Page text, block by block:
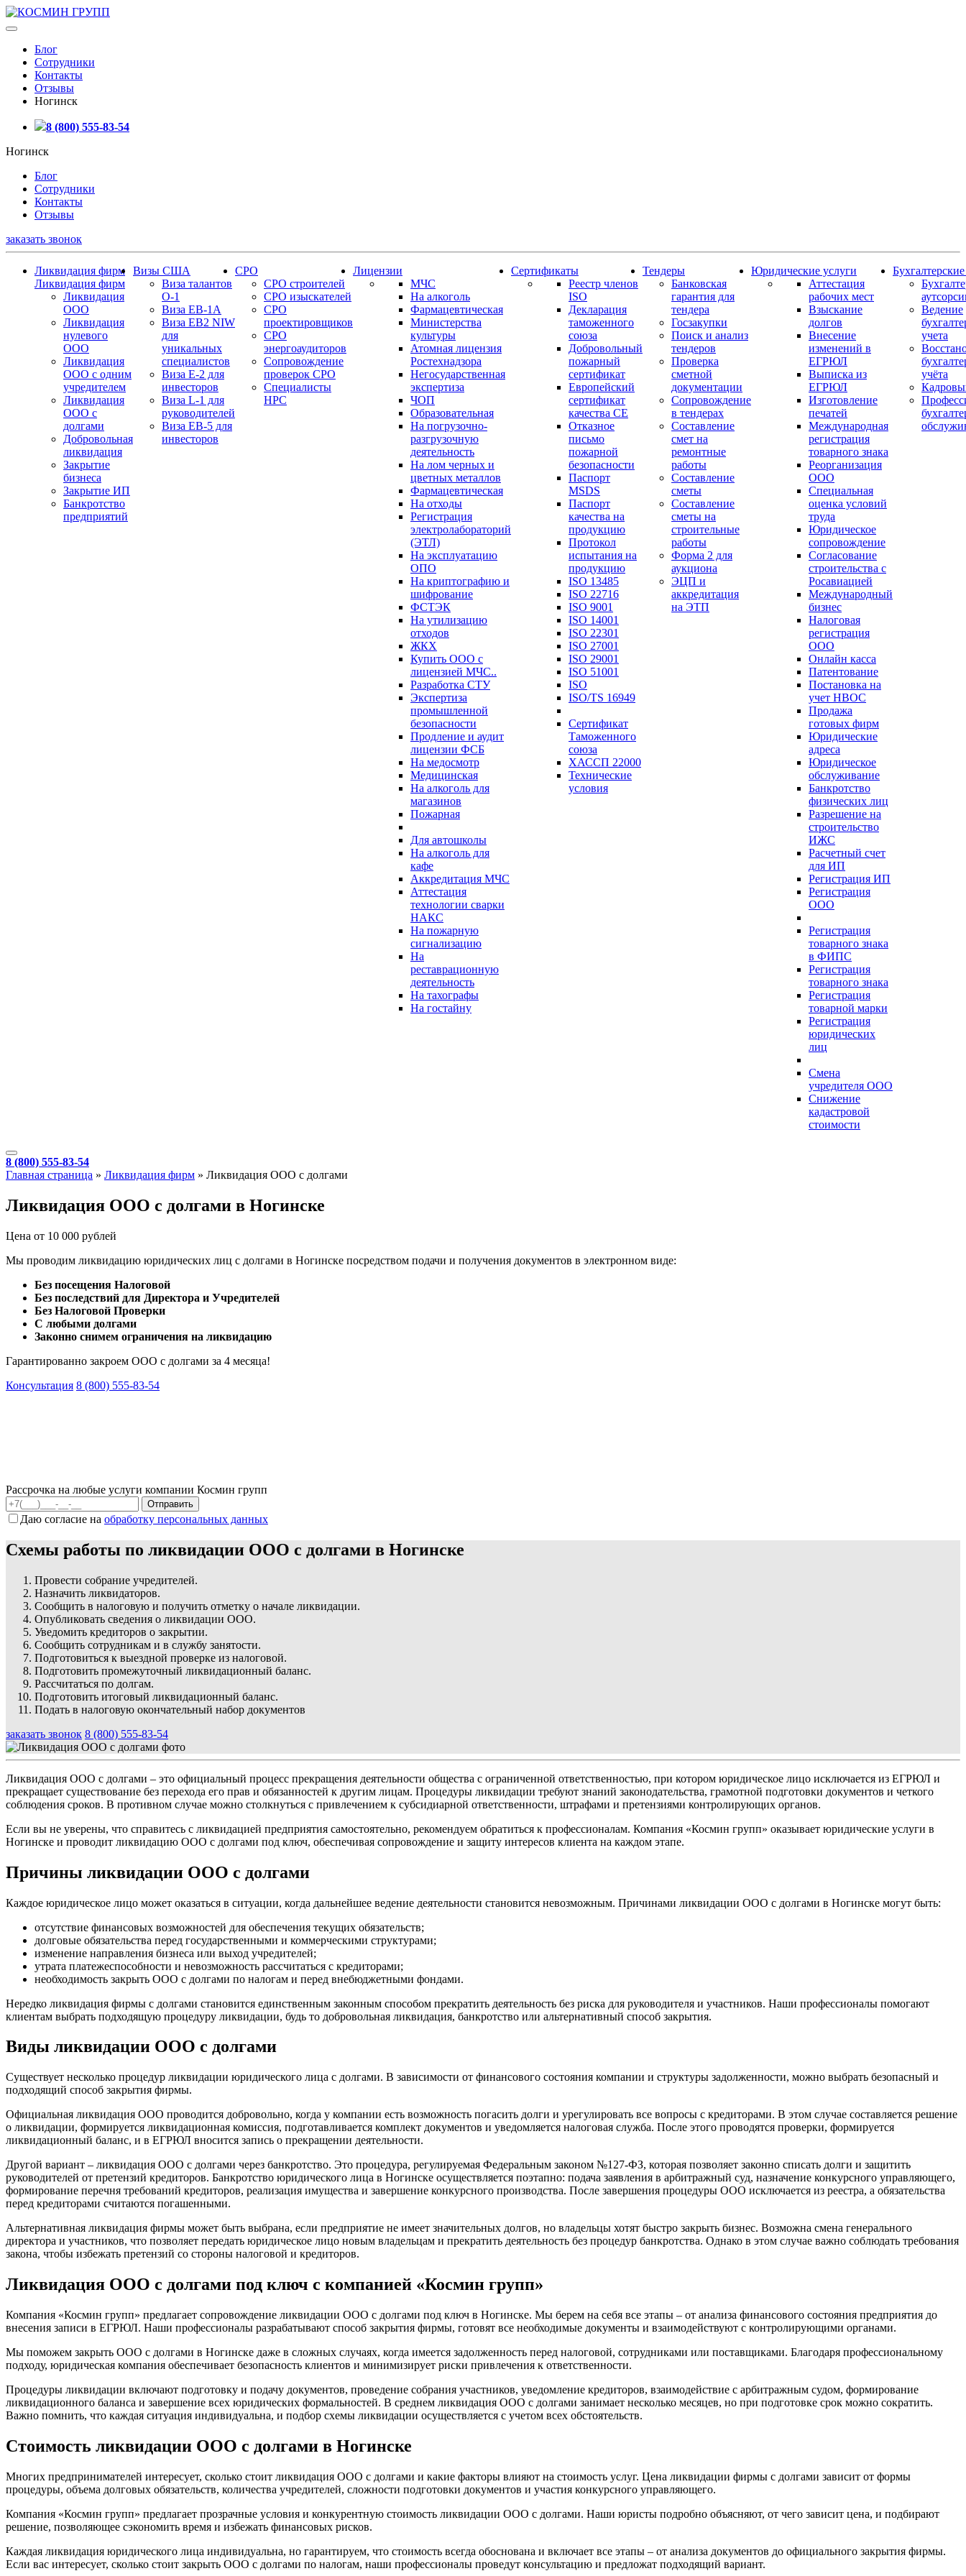
Блог
Сотрудники
Контакты
Отзывы
Ногинск
8 (800) 555-83-54
Ногинск
Блог
Сотрудники
Контакты
Отзывы
заказать звонок
Ликвидация фирм
Ликвидация фирм
Ликвидация
ООО
Ликвидация
нулевого
ООО
Ликвидация
ООО с одним
учредителем
Ликвидация
ООО с
долгами
Добровольная
ликвидация
Закрытие
бизнеса
Закрытие ИП
Банкротство
предприятий
Визы США
Виза талантов
О-1
Виза EB-1A
Виза EB2 NIW
для
уникальных
специалистов
Виза E-2 для
инвесторов
Виза L-1 для
руководителей
Виза EB-5 для
инвесторов
СРО
СРО строителей
СРО изыскателей
СРО
проектировщиков
СРО
энергоаудиторов
Сопровождение
проверок СРО
Специалисты
НРС
Лицензии
МЧС
На алкоголь
Фармацевтическая
Министерства
культуры
Атомная лицензия
Ростехнадзора
Негосударственная
экспертиза
ЧОП
Образовательная
На погрузочно-
разгрузочную
деятельность
На лом черных и
цветных металлов
Фармацевтическая
На отходы
Регистрация
электролабораторий
(ЭТЛ)
На эксплуатацию
ОПО
На криптографию и
шифрование
ФСТЭК
На утилизацию
отходов
ЖКХ
Купить ООО с
лицензией МЧС..
Разработка СТУ
Экспертиза
промышленной
безопасности
Продление и аудит
лицензии ФСБ
На медосмотр
Медицинская
На алкоголь для
магазинов
Пожарная
Для автошколы
На алкоголь для
кафе
Аккредитация МЧС
Аттестация
технологии сварки
НАКС
На пожарную
сигнализацию
На
реставрационную
деятельность
На тахографы
На гостайну
Сертификаты
Реестр членов
ISO
Декларация
таможенного
союза
Добровольный
пожарный
сертификат
Европейский
сертификат
качества СЕ
Отказное
письмо
пожарной
безопасности
Паспорт
МSDS
Паспорт
качества на
продукцию
Протокол
испытания на
продукцию
ISO 13485
ISO 22716
ISO 9001
ISO 14001
ISO 22301
ISO 27001
ISO 29001
ISO 51001
ISO
ISO/TS 16949
Сертификат
Таможенного
союза
ХАССП 22000
Технические
условия
Тендеры
Банковская
гарантия для
тендера
Госзакупки
Поиск и анализ
тендеров
Проверка
сметной
документации
Сопровождение
в тендерах
Составление
смет на
ремонтные
работы
Составление
сметы
Составление
сметы на
строительные
работы
Форма 2 для
аукциона
ЭЦП и
аккредитация
на ЭТП
Юридические услуги
Аттестация
рабочих мест
Взыскание
долгов
Внесение
изменений в
ЕГРЮЛ
Выписка из
ЕГРЮЛ
Изготовление
печатей
Международная
регистрация
товарного знака
Реорганизация
ООО
Специальная
оценка условий
труда
Юридическое
сопровождение
Согласование
строительства с
Росавиацией
Международный
бизнес
Налоговая
регистрация
ООО
Онлайн касса
Патентование
Постановка на
учет НВОС
Продажа
готовых фирм
Юридические
адреса
Юридическое
обслуживание
Банкротство
физических лиц
Разрешение на
строительство
ИЖС
Расчетный счет
для ИП
Регистрация ИП
Регистрация
ООО
Регистрация
товарного знака
в ФИПС
Регистрация
товарного знака
Регистрация
товарной марки
Регистрация
юридических
лиц
Смена
учредителя ООО
Снижение
кадастровой
стоимости
Ведение
учета
учёта
8 (800) 555-83-54
Главная страница » Ликвидация фирм » Ликвидация ООО с долгами
Ликвидация ООО с долгами в Ногинске
Цена от 10 000 рублей
Мы проводим ликвидацию юридических лиц с долгами в Ногинске посредством подачи и получения документов в электронном виде:
Без посещения Налоговой
Без последствий для Директора и Учредителей
Без Налоговой Проверки
С любыми долгами
Законно снимем ограничения на ликвидацию
Гарантированно закроем ООО с долгами за 4 месяца!
Консультация 8 (800) 555-83-54
Рассрочка на любые услуги компании Космин групп
Даю согласие на обработку персональных данных
Схемы работы по ликвидации ООО с долгами в Ногинске
Провести собрание учредителей.
Назначить ликвидаторов.
Сообщить в налоговую и получить отметку о начале ликвидации.
Опубликовать сведения о ликвидации ООО.
Уведомить кредиторов о закрытии.
Сообщить сотрудникам и в службу занятости.
Подготовиться к выездной проверке из налоговой.
Подготовить промежуточный ликвидационный баланс.
Рассчитаться по долгам.
Подготовить итоговый ликвидационный баланс.
Подать в налоговую окончательный набор документов
заказать звонок 8 (800) 555-83-54
Ликвидация ООО с долгами – это официальный процесс прекращения деятельности общества с ограниченной ответственностью, при котором юридическое лицо исключается из ЕГРЮЛ и
прекращает существование без перехода его прав и обязанностей к другим лицам. Процедуры ликвидации требуют знаний законодательства, грамотной подготовки документов и четкого
соблюдения сроков. В противном случае можно столкнуться с привлечением к субсидиарной ответственности, штрафами и претензиями контролирующих органов.
Если вы не уверены, что справитесь с ликвидацией предприятия самостоятельно, рекомендуем обратиться к профессионалам. Компания «Космин групп» оказывает юридические услуги в
Ногинске и проводит ликвидацию ООО с долгами под ключ, обеспечивая сопровождение и защиту интересов клиента на каждом этапе.
Причины ликвидации ООО с долгами
Каждое юридическое лицо может оказаться в ситуации, когда дальнейшее ведение деятельности становится невозможным. Причинами ликвидации ООО с долгами в Ногинске могут быть:
отсутствие финансовых возможностей для обеспечения текущих обязательств;
долговые обязательства перед государственными и коммерческими структурами;
изменение направления бизнеса или выход учредителей;
утрата платежеспособности и невозможность рассчитаться с кредиторами;
необходимость закрыть ООО с долгами по налогам и перед внебюджетными фондами.
Нередко ликвидация фирмы с долгами становится единственным законным способом прекратить деятельность без риска для руководителя и участников. Наши профессионалы помогают
клиентам выбрать подходящую процедуру ликвидации, будь то добровольная ликвидация, банкротство или альтернативный способ закрытия.
Виды ликвидации ООО с долгами
Существует несколько процедур ликвидации юридического лица с долгами. В зависимости от финансового состояния компании и структуры задолженности, можно выбрать безопасный и
подходящий способ закрытия фирмы.
Официальная ликвидация ООО проводится добровольно, когда у компании есть возможность погасить долги и урегулировать все вопросы с кредиторами. В этом случае составляется решение
о ликвидации, формируется ликвидационная комиссия, подготавливается комплект документов и уведомляется налоговая служба. После этого проводятся проверки, формируется
ликвидационный баланс, и в ЕГРЮЛ вносится запись о прекращении деятельности.
Другой вариант – ликвидация ООО с долгами через банкротство. Это процедура, регулируемая Федеральным законом №127-ФЗ, которая позволяет законно списать долги и защитить
руководителей от претензий кредиторов. Банкротство юридического лица в Ногинске осуществляется поэтапно: подача заявления в арбитражный суд, назначение конкурсного управляющего,
формирование перечня требований кредиторов, реализация имущества и завершение конкурсного производства. После завершения процедуры ООО исключается из реестра, а обязательства
перед кредиторами считаются погашенными.
Альтернативная ликвидация фирмы может быть выбрана, если предприятие не имеет значительных долгов, но владельцы хотят быстро закрыть бизнес. Возможна смена генерального
директора и участников, что позволяет передать юридическое лицо новым владельцам и прекратить деятельность без процедур банкротства. Однако в этом случае важно соблюдать требования
закона, чтобы избежать претензий со стороны налоговой и кредиторов.
Ликвидация ООО с долгами под ключ с компанией «Космин групп»
Компания «Космин групп» предлагает сопровождение ликвидации ООО с долгами под ключ в Ногинске. Мы берем на себя все этапы – от анализа финансового состояния предприятия до
внесения записи в ЕГРЮЛ. Наши профессионалы разрабатывают способ закрытия фирмы, готовят все необходимые документы и взаимодействуют с контролирующими органами.
Мы поможем закрыть ООО с долгами в Ногинске даже в сложных случаях, когда имеется задолженность перед налоговой, сотрудниками или поставщиками. Благодаря профессиональному
подходу, юридическая компания обеспечивает безопасность клиентов и минимизирует риски привлечения к ответственности.
Процедуры ликвидации включают подготовку и подачу документов, проведение собрания участников, уведомление кредиторов, взаимодействие с арбитражным судом, формирование
ликвидационного баланса и завершение всех юридических формальностей. В среднем ликвидация ООО с долгами занимает несколько месяцев, но при подготовке срок можно сократить.
Важно помнить, что каждая ситуация индивидуальна, и подбор схемы ликвидации осуществляется с учетом всех обстоятельств.
Стоимость ликвидации ООО с долгами в Ногинске
Многих предпринимателей интересует, сколько стоит ликвидация ООО с долгами и какие факторы влияют на стоимость услуг. Цена ликвидации фирмы с долгами зависит от формы
процедуры, объема долговых обязательств, количества учредителей, сложности подготовки документов и участия конкурсного управляющего.
Компания «Космин групп» предлагает прозрачные условия и конкурентную стоимость ликвидации ООО с долгами. Наши юристы подробно объясняют, от чего зависит цена, и подбирают
решение, позволяющее сэкономить время и избежать финансовых рисков.
Каждая ликвидация юридического лица индивидуальна, но гарантируем, что стоимость всегда обоснована и включает все этапы – от анализа документов до официального закрытия фирмы.
Если вас интересует, сколько стоит закрыть ООО с долгами по налогам, наши профессионалы проведут консультацию и предложат подходящий вариант.